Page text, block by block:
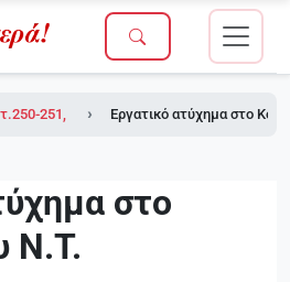
τ.250-251, 19/09/2008Εργατικό ατύχημα στο
στο
Ν.Τ.